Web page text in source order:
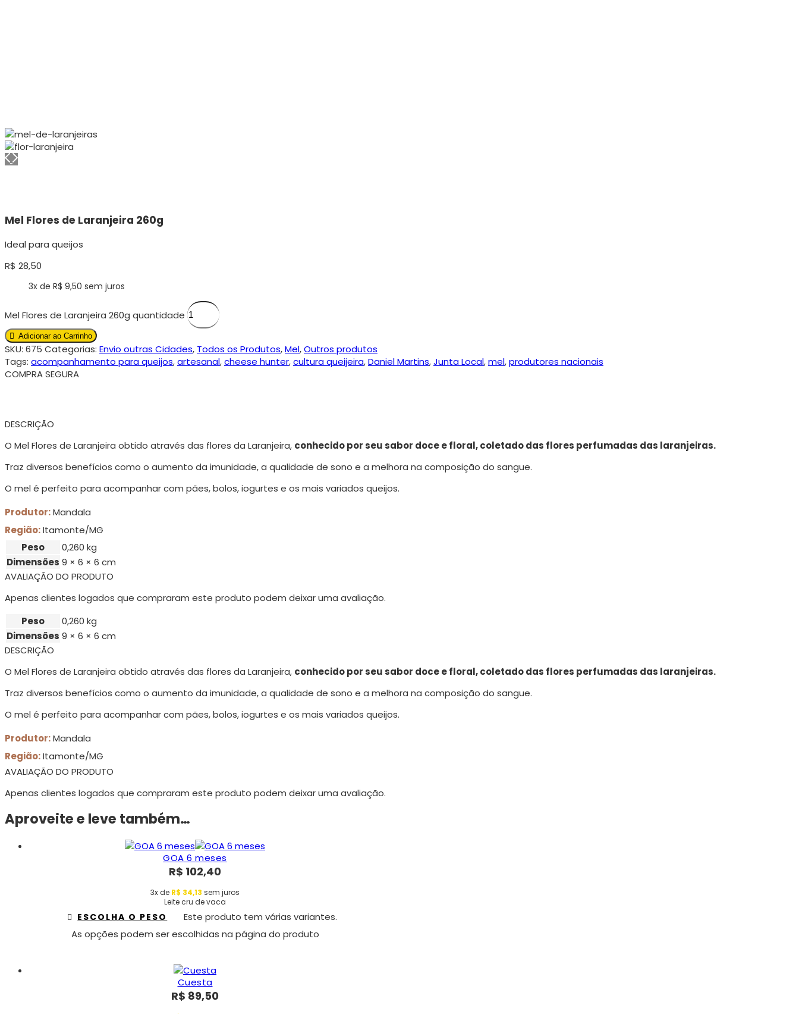
Mel Flores de Laranjeira 260g
Ideal para queijos
R$ 28,50
3x de R$ 9,50 sem juros
Mel Flores de Laranjeira 260g quantidade
Adicionar ao Carrinho
SKU: 675 Categorias: Envio outras Cidades, Todos os Produtos,Mel,Outros produtos
Tags: acompanhamento para queijos,artesanal,cheese hunter,cultura queijeira,Daniel Martins,Junta Local,mel,produtores nacionais
COMPRA SEGURA
DESCRIÇÃO
O Mel Flores de Laranjeira obtido através das flores da Laranjeira, conhecido por seu sabor doce e floral, coletado das flores perfumadas das laranjeiras.
Traz diversos benefícios como o aumento da imunidade, a qualidade de sono e a melhora na composição do sangue.
O mel é perfeito para acompanhar com pães, bolos, iogurtes e os mais variados queijos.
Produtor:Mandala
Região:Itamonte/MG
Peso
0,260 kg
Dimensões 9 × 6 × 6 cm
AVALIAÇÃO DO PRODUTO
Apenas clientes logados que compraram este produto podem deixar uma avaliação.
Peso
0,260 kg
Dimensões 9 × 6 × 6 cm
DESCRIÇÃO
O Mel Flores de Laranjeira obtido através das flores da Laranjeira, conhecido por seu sabor doce e floral, coletado das flores perfumadas das laranjeiras.
Traz diversos benefícios como o aumento da imunidade, a qualidade de sono e a melhora na composição do sangue.
O mel é perfeito para acompanhar com pães, bolos, iogurtes e os mais variados queijos.
Produtor:Mandala
Região:Itamonte/MG
AVALIAÇÃO DO PRODUTO
Apenas clientes logados que compraram este produto podem deixar uma avaliação.
Aproveite e leve também…
GOA 6 meses
R$ 102,40
3x de R$ 34,13 sem juros
Leite cru de vaca
ESCOLHA O PESO
Este produto tem várias variantes.
As opções podem ser escolhidas na página do produto
Cuesta
R$ 89,50